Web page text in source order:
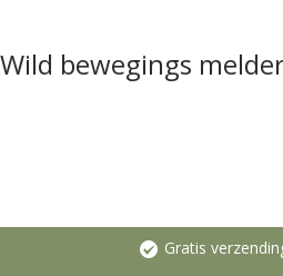
Wild bewegings
Gratis